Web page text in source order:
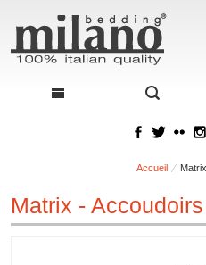
Accueil
Matrix - Accoudoirs